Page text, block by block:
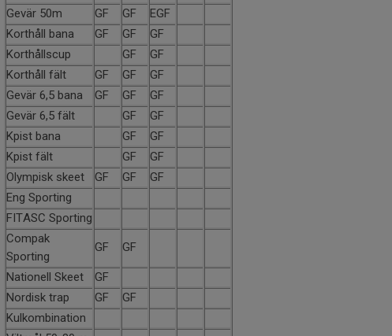
Gevär 50m GF GF
EGF
Korthåll bana
GF GF
GF
Korthållscup
GF
GF
Korthåll fält
GF GF
GF
Gevär 6,5 bana
GF GF
GF
Gevär 6,5 fält
GF
GF
Kpist bana
GF
GF
Kpist fält
GF
GF
Olympisk skeet
GF GF
GF
Eng Sporting
FITASC Sporting
Compak
Sporting
GF GF
Nationell Skeet
GF
Nordisk trap
GF
GF
Kulkombination